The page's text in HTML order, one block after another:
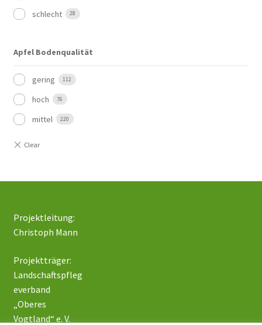
schlecht 28
Apfel Bodenqualität
gering 112
hoch 76
mittel 220
Projektleitung:
Christoph Mann
Projektträger:
Landschaftspfleg
everband
„Oberes
Vogtland“ e. V.